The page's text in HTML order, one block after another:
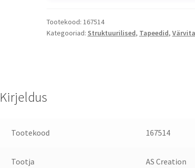
Tootekood: 167514
Kategooriad: Struktuurilised, Tapeedid,
Kirjeldus
Tootekood 167514
Tootja AS Creation